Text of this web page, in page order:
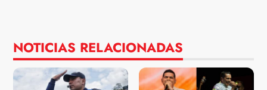
NOTICIAS RELACIONADAS